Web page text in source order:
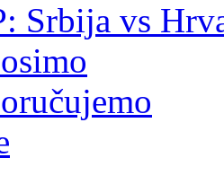
Srbija vs